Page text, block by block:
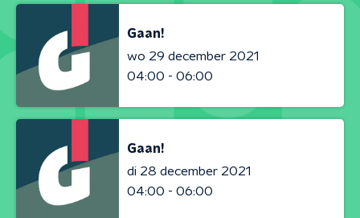
Gaan!
wo 29 december 2021
04:00 - 06:00
Gaan!
di 28 december 2021
04:00 - 06:00